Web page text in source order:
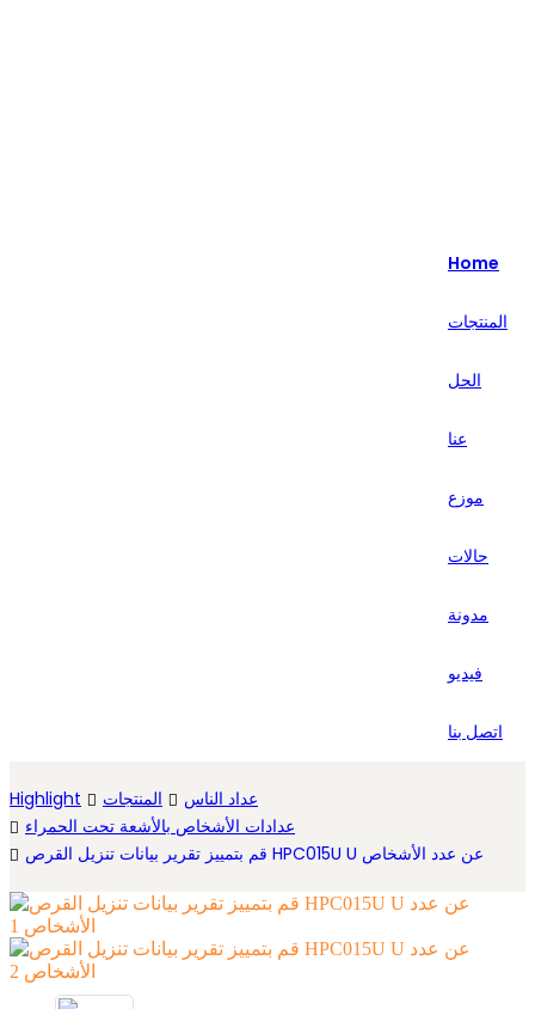
Home
المنتجات
الحل
عنا
موزع
حالات
مدونة
فيديو
اتصل بنا
Highlight المنتجات
عداد الناس
عدادات الأشخاص بالأشعة تحت الحمراء
قم بتمييز تقرير بيانات تنزيل القرص HPC015U U عن عدد الأشخاص